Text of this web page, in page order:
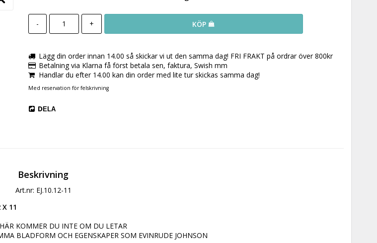
- + KÖP
Lägg din order innan 14.00 så skickar vi ut den samma dag! FRI FRAKT på ordrar över 800kr
Betalning via Klarna få först betala sen, faktura, Swish mm
Handlar du efter 14.00 kan din order med lite tur skickas samma dag!
Med reservation för felskrivning
DELA
Beskrivning
Art.nr: EJ.10.12-11
X 11
KOMMER DU INTE OM DU LETAR
BLADFORM OCH EGENSKAPER SOM EVINRUDE JOHNSON